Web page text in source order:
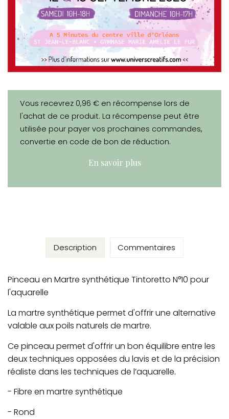
Vous recevrez 0,96 € en récompense lors de
l'achat de ce produit. La récompense peut être
utilisée pour payer vos prochaines commandes,
convertie en code de bon de réduction.
En savoir plus
Description
Pinceau en Martre synthétique Tintoretto N°10 pour
l'aquarelle
La martre synthétique permet d'offrir une alternative
valable aux poils naturels de martre.
Ce pinceau permet d'offrir un bon équilibre entre les
deux techniques opposées du lavis et de la précision
réaliste dans les techniques de l’aquarelle.
- Fibre en martre synthétique
- Rond
Commentaires